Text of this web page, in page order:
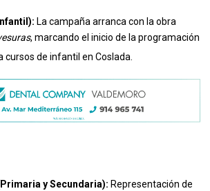
La campaña arranca con la obra
, marcando el inicio de la programación
cursos de infantil en Coslada
y Secundaria): Representación de